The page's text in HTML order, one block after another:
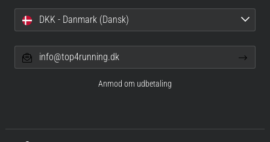
DKK - Danmark (Dansk)
info@top4running.dk
Anmod om udbetaling